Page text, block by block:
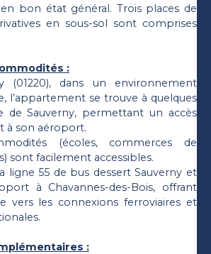
bon état général. Trois places de
en sous-sol sont comprises
:
(01220), dans un environnement
l’appartement se trouve à quelques
de Sauverny, permettant un accès
à son aéroport.
(écoles, commerces de
sont facilement accessibles.
ligne 55 de bus dessert Sauverny et
à Chavannes-des-Bois, offrant
vers les connexions ferroviaires et
: